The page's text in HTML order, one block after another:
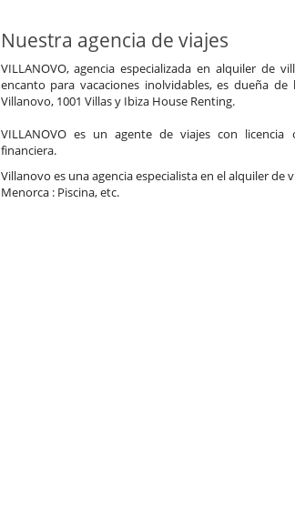
Nuestra agencia de viajes
VILLANOVO, agencia especializada en alquiler de
encanto para vacaciones inolvidables, es dueña de
Villanovo, 1001 Villas y Ibiza House Renting.
VILLANOVO es un agente de viajes con
financiera.
Villanovo es una agencia especialista en el alquiler de
Menorca : Piscina, etc.